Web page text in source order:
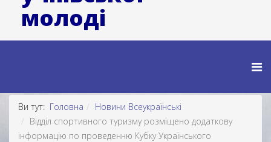
молоді
Ви тут: Головна
Новини Всеукраїнські
Відділ спортивного туризму розміщено додаткову
інформацію по проведенню Кубку Українського